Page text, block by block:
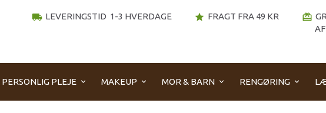
local_shipping LEVERINGSTID 1-3 HVERDAGE star FRAGT FRA 49 KR redeem
PERSONLIG PLEJE MAKEUP MOR & BARN RENGØRING